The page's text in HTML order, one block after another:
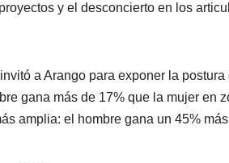
y el desconcierto en los
a Arango para exponer la
gana más de 17% que la mujer en
amplia: el hombre gana un 45%